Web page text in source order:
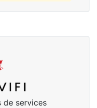
de services